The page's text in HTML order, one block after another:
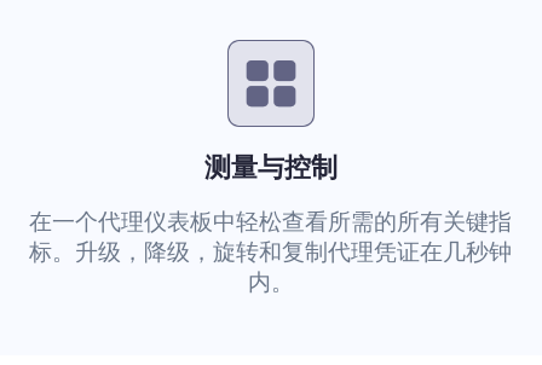
测量与控制
在一个代理仪表板中轻松查看所需的所有关键指
标。升级，降级，旋转和复制代理凭证在几秒钟
内。